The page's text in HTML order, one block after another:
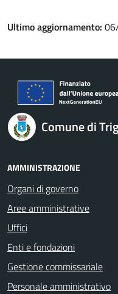
Ultimo aggiornamento:
Comune di
AMMINISTRAZIONE
Organi di governo
Aree amministrative
Uffici
Enti e fondazioni
Gestione commissariale
Personale amministrativo